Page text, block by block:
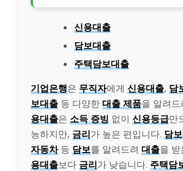
신용대출
담보대출
주택담보대출
기업은행은 무직자에게 신용대출, 담
보대출 등 다양한 대출 제품을 알려
용대출은 소득 증빙 없이 신용등급만
능하지만, 금리가 높은 편입니다. 담
자동차등 담보를 알려드려 대출을
용대출보다 금리가 낮습니다. 주택담